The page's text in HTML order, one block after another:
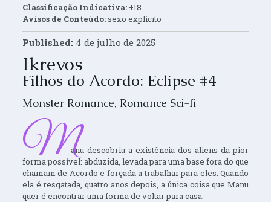
Classificação Indicativa:+18
Avisos de Conteúdo:sexo explícito
Published: 4 de julho de 2025
Ikrevos
Filhos do Acordo: Eclipse #4
Monster Romance, Romance Sci-fi
Manu descobriu a existência dos aliens da pior
forma possível: abduzida, levada para uma base fora do que
chamam de Acordo e forçada a trabalhar para eles. Quando
ela é resgatada, quatro anos depois, a única coisa que Manu
quer é encontrar uma forma de voltar para casa.